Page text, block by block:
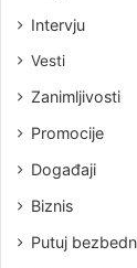
Intervju
Vesti
Zanimljivosti
Promocije
Događaji
Biznis
Putuj